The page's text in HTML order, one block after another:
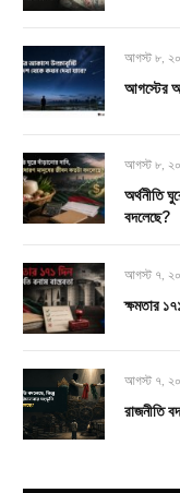
আগস্ট ৮,
আগস্টের
আগস্ট ৮,
অর্থনীতি
বদলেছে?
আগস্ট ৭,
ক্ষমতার
আগস্ট ৭,
রাজনীতি